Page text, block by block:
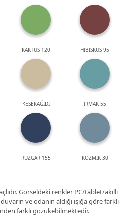
KAKTÜS 120 HİBİSKUS 95
KESEKAĞIDI IRMAK 55
RÜZGAR 155 KOZMİK 30
Görseldeki renkler PC/tablet/akıllı
ve odanın aldığı ışığa göre farklı
farklı gözükebilmektedir.